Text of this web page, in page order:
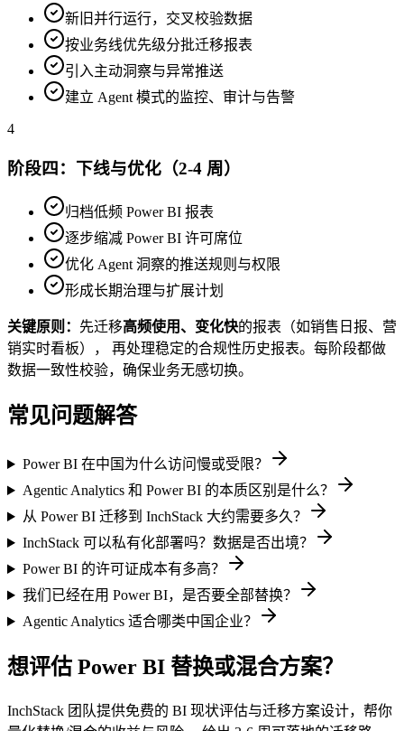
新旧并行运行，交叉校验数据
按业务线优先级分批迁移报表
引入主动洞察与异常推送
建立 Agent 模式的监控、审计与告警
4
阶段四：下线与优化（2-4 周）
归档低频 Power BI 报表
逐步缩减 Power BI 许可席位
优化 Agent 洞察的推送规则与权限
形成长期治理与扩展计划
关键原则： 先迁移高频使用、变化快的报表（如销售日报、营
销实时看板）， 再处理稳定的合规性历史报表。每阶段都做
数据一致性校验，确保业务无感切换。
常见问题解答
Power BI 在中国为什么访问慢或受限？
Agentic Analytics 和 Power BI 的本质区别是什么？
从 Power BI 迁移到 InchStack 大约需要多久？
InchStack 可以私有化部署吗？数据是否出境？
Power BI 的许可证成本有多高？
我们已经在用 Power BI，是否要全部替换？
Agentic Analytics 适合哪类中国企业？
想评估 Power BI 替换或混合方案？
InchStack 团队提供免费的 BI 现状评估与迁移方案设计，帮你